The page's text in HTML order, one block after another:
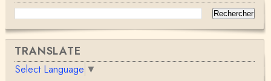
TRANSLATE
Select Language ▼